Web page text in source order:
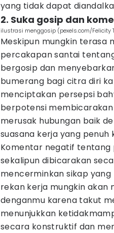
yang tidak dapat
2. Suka gosip dan
ilustrasi menggosip (pexels.com/Felicity
Meskipun mungkin terasa
percakapan santai
bergosip dan
bumerang bagi citra diri
menciptakan persepsi
berpotensi
merusak hubungan baik
suasana kerja yang penuh
Komentar negatif tentang
sekalipun dibicarakan
mencerminkan sikap
rekan kerja mungkin
denganmu karena takut
menunjukkan
secara konstruktif dan